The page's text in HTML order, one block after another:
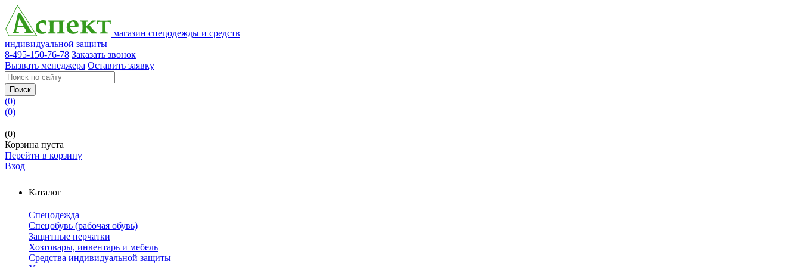
магазин спецодежды и средств
индивидуальной защиты
8-495-150-76-78 Заказать звонок
Вызвать менеджера Оставить заявку
Поиск
(0)
(0)
(0)
Корзина пуста
Перейти в корзину
Вход
Каталог
Спецодежда
Спецобувь (рабочая обувь)
Защитные перчатки
Хозтовары, инвентарь и мебель
Средства индивидуальной защиты